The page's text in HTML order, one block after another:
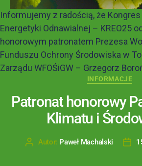
Informujemy z radością, że
Energetyki Odnawialnej – KREO25
honorowym patronatem Prezesa
Funduszu Ochrony Środowiska w
Zarządu WFOŚiGW – Grzegorz
INFORMACJE
Patronat honorowy
Klimatu i
Autor: Paweł Machalski